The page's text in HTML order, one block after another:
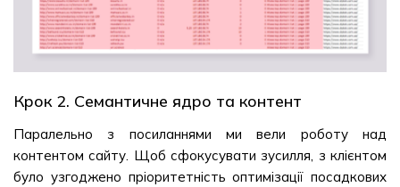
Крок 2. Семантичне ядро та контент
Паралельно з посиланнями ми вели роботу над
контентом сайту. Щоб сфокусувати зусилля, з клієнтом
було узгоджено пріоритетність оптимізації посадкових